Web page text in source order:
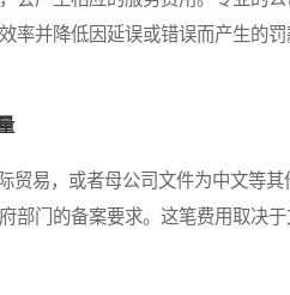
率并降低因延误或错误而产生的
易，或者母公司文件为中文等其
部门的备案要求。这笔费用取决于